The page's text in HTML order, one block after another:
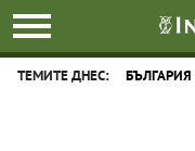
ТЕМИТЕ ДНЕС: